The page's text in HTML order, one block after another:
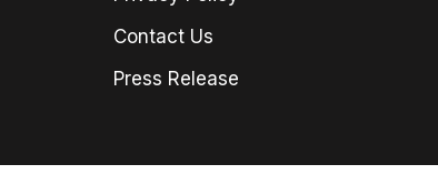
Contact Us
Press Release